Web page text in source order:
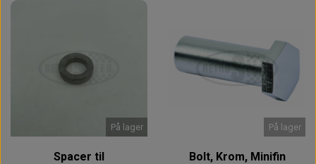
På lager
Spacer til
På lager
Bolt, Krom, Minifin